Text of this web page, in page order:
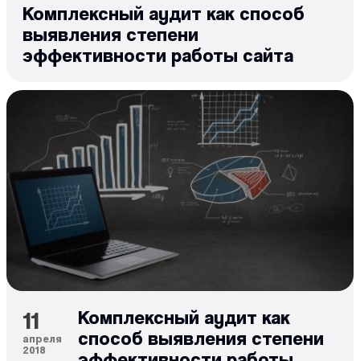
Комплексный аудит как способ
выявления степени
эффективности работы сайта
11
апреля
2018
Комплексный аудит как
способ выявления степени